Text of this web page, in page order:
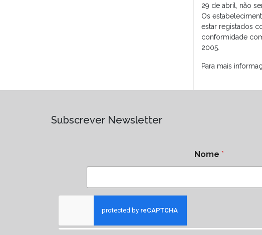
29 de abril, não
Os
estar registados
conformidade
2005.
Para mais
Subscrever Newsletter
Nome *